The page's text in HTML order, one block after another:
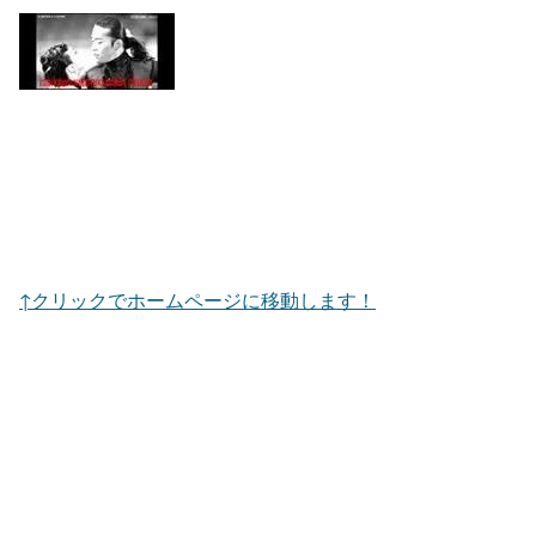
↑クリックでホームページに移動します！